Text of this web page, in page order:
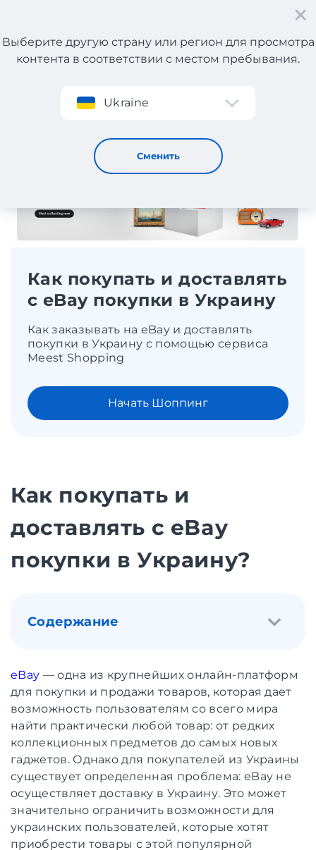
Регистрация
Выберите другую страну или регион для просмотра
контента в соответствии с местом пребывания.
Ukraine
Сменить
Как покупать и доставлять с eBay покупки в Украину
Как покупать и доставлять
с eBay покупки в Украину
Как заказывать на eBay и доставлять
покупки в Украину с помощью сервиса
Meest Shopping
Начать Шоппинг
Как покупать и
доставлять с eBay
покупки в Украину?
Содержание
eBay — одна из крупнейших онлайн-платформ
для покупки и продажи товаров, которая дает
возможность пользователям со всего мира
найти практически любой товар: от редких
коллекционных предметов до самых новых
гаджетов. Однако для покупателей из Украины
существует определенная проблема: eBay не
осуществляет доставку в Украину. Это может
значительно ограничить возможности для
украинских пользователей, которые хотят
приобрести товары с этой популярной